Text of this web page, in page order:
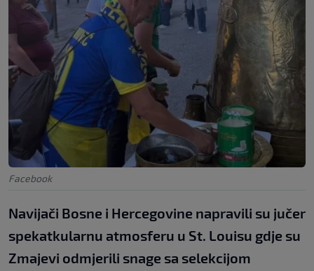
Facebook
Navijači Bosne i Hercegovine napravili su jučer
spekatkularnu atmosferu u St. Louisu gdje su
Zmajevi odmjerili snage sa selekcijom